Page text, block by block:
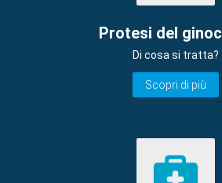
Protesi del
Di cosa si tratta?
Scopri di più